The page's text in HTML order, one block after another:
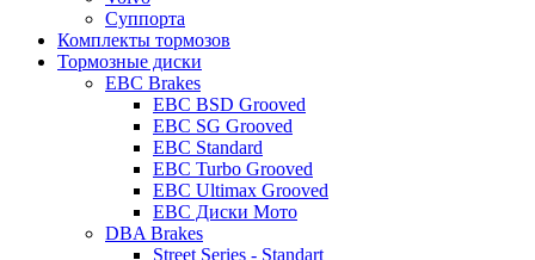
Суппорта
Комплекты тормозов
Тормозные диски
EBC Brakes
EBC BSD Grooved
EBC SG Grooved
EBC Standard
EBC Turbo Grooved
EBC Ultimax Grooved
EBC Диски Мото
DBA Brakes
Street Series - Standart